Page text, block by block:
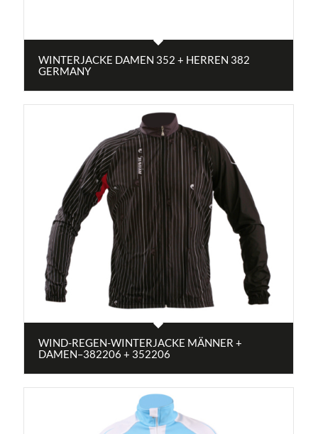
WINTERJACKE DAMEN 352 + HERREN 382
GERMANY
WIND-REGEN-WINTERJACKE MÄNNER +
DAMEN–382206 + 352206